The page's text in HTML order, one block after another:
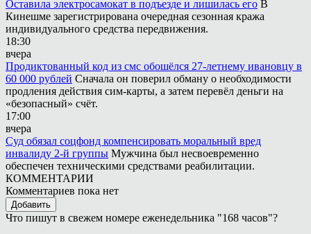
Оставила электросамокат в подъезде и лишилась его В
Кинешме зарегистрирована очередная сезонная кража
индивидуального средства передвижения.
18:30
вчера
Продиктованный код из смс обошёлся 27-летнему ивановцу в
60 000 рублей Сначала он поверил обману о необходимости
продления действия сим-карты, а затем перевёл деньги на
«безопасный» счёт.
17:00
вчера
Суд обязал соцфонд компенсировать моральный вред
инвалиду 2-й группы Мужчина был несвоевременно
обеспечен техническими средствами реабилитации.
КОММЕНТАРИИ
Комментариев пока нет
Добавить
Что пишут в свежем номере еженедельника "168 часов"?